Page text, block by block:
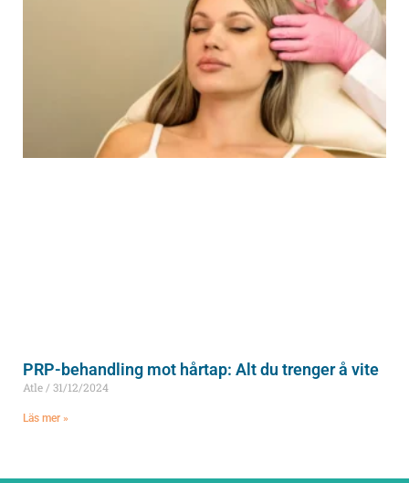
PRP-behandling mot hårtap: Alt du trenger å vite
Atle 31/12/2024
Läs mer »